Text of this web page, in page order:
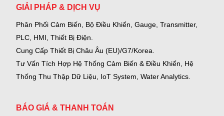
GIẢI PHÁP & DỊCH VỤ
Phân Phối Cảm Biến, Bộ Điều Khiển, Gauge, Transmitter,
PLC, HMI, Thiết Bị Điện.
Cung Cấp Thiết Bị Châu Âu (EU)/G7/Korea.
Tư Vấn Tích Hợp Hệ Thống Cảm Biến & Điều Khiển, Hệ
Thống Thu Thập Dữ Liệu, IoT System, Water Analytics.
BÁO GIÁ & THANH TOÁN